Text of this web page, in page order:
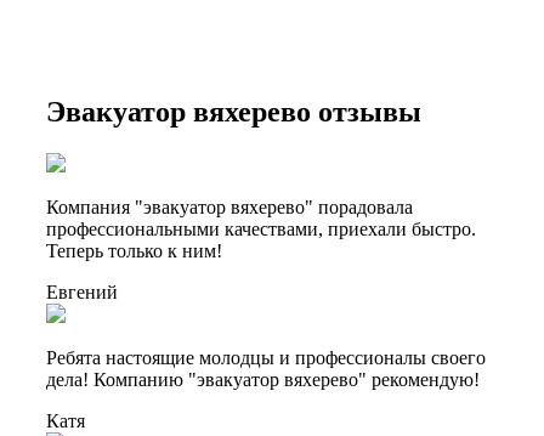
Эвакуатор вяхерево отзывы
Компания "эвакуатор вяхерево" порадовала
профессиональными качествами, приехали быстро.
Теперь только к ним!
Евгений
Ребята настоящие молодцы и профессионалы своего
дела! Компанию "эвакуатор вяхерево" рекомендую!
Катя